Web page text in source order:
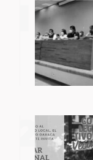
2